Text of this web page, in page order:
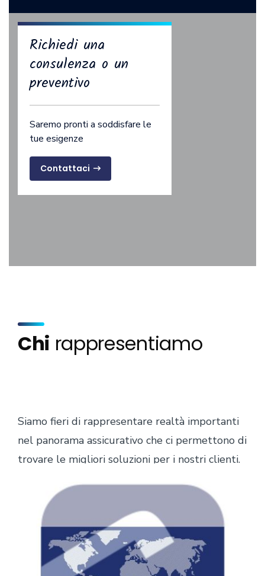
Richiedi una
consulenza o un
preventivo
Saremo pronti a soddisfare le
tue esigenze
Contattaci
Chi rappresentiamo
Siamo fieri di rappresentare realtà importanti
nel panorama assicurativo che ci permettono di
trovare le migliori soluzioni per i nostri clienti.